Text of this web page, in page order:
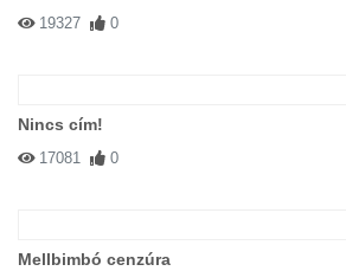
19327 0
Nincs cím!
17081 0
Mellbimbó cenzúra